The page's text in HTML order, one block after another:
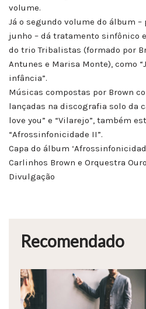
volume.
Já o segundo volume do álbum
junho – dá tratamento sinfônico
do trio Tribalistas (formado por
Antunes e Marisa Monte), como
infância”.
Músicas compostas por Brown
lançadas na discografia solo da
love you” e “Vilarejo”, também
“Afrossinfonicidade II”.
Capa do álbum
Carlinhos Brown e Orquestra
Divulgação
Recomendado